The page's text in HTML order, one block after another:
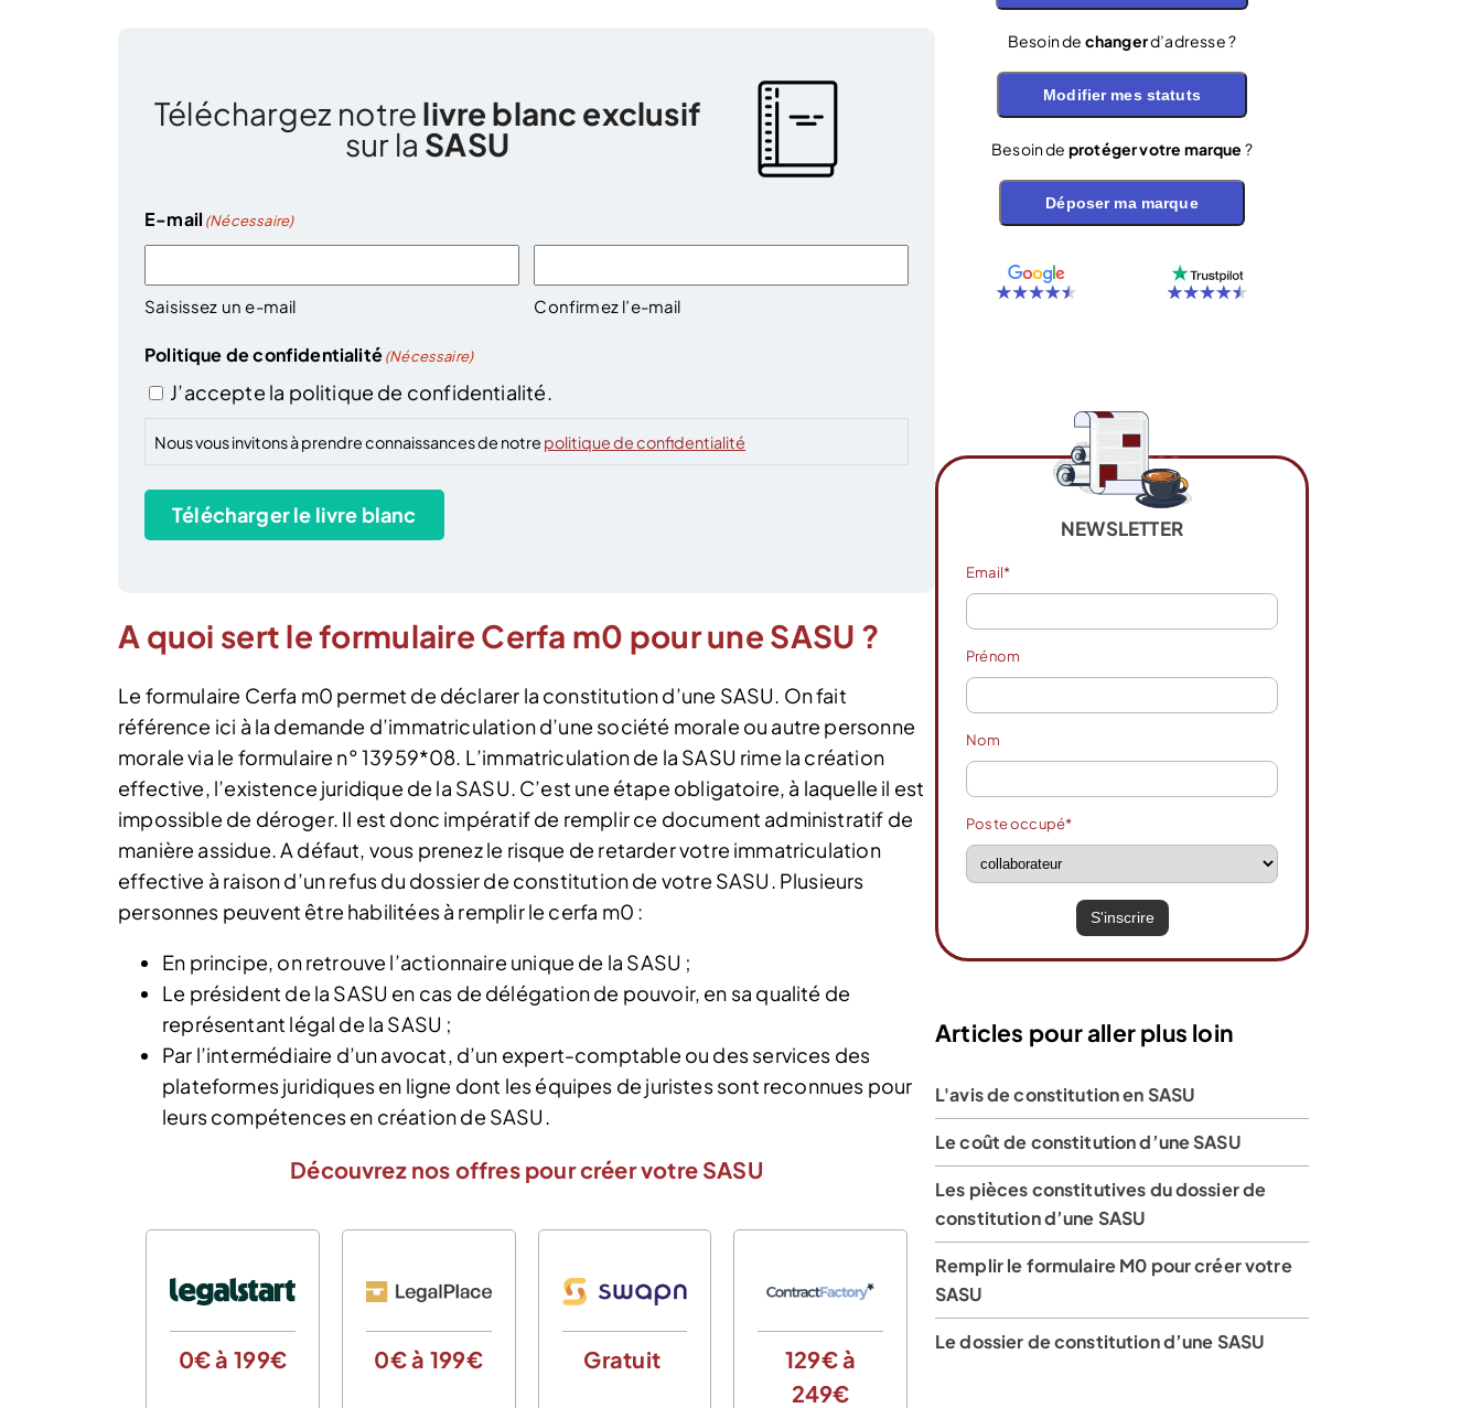
Téléchargez notre livre blanc exclusif
sur la SASU
E-mail (Nécessaire)
Saisissez un e-mail Confirmez l’e-mail
Politique de confidentialité(Nécessaire)
J’accepte la politique de confidentialité.
Nous vous invitons à prendre connaissances de notre politique de confidentialité
Télécharger le livre blanc
A quoi sert le formulaire Cerfa m0 pour une SASU ?
Le formulaire Cerfa m0 permet de déclarer la constitution d’une SASU. On fait
référence ici à la demande d’immatriculation d’une société morale ou autre personne
morale via le formulaire n° 13959*08. L’immatriculation de la SASU rime la création
effective, l’existence juridique de la SASU. C’est une étape obligatoire, à laquelle il est
impossible de déroger. Il est donc impératif de remplir ce document administratif de
manière assidue. A défaut, vous prenez le risque de retarder votre immatriculation
effective à raison d’un refus du dossier de constitution de votre SASU. Plusieurs
personnes peuvent être habilitées à remplir le cerfa m0 :
En principe, on retrouve l’actionnaire unique de la SASU ;
Le président de la SASU en cas de délégation de pouvoir, en sa qualité de
représentant légal de la SASU ;
Par l’intermédiaire d’un avocat, d’un expert-comptable ou des services des
plateformes juridiques en ligne dont les équipes de juristes sont reconnues pour
leurs compétences en création de SASU.
Découvrez nos offres pour créer votre SASU
0€ à 199€ 0€ à 199€ Gratuit
129€ à
249€
0€ + frais
Besoin de changerd’adresse ?
Modifier mes statuts
Besoin de protéger votre marque ?
Déposer ma marque
NEWSLETTER
Email*
Prénom
Nom
Poste occupé*
Articles pour aller plus loin
L'avis de constitution en SASU
Le coût de constitution d’une SASU
Les pièces constitutives du dossier de
constitution d’une SASU
Remplir le formulaire M0 pour créer votre
SASU
Le dossier de constitution d’une SASU